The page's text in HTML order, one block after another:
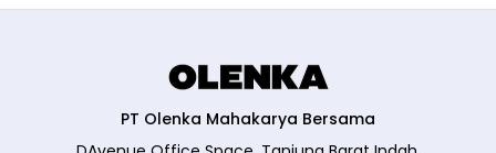
PT Olenka Mahakarya Bersama